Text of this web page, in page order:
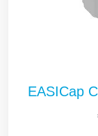
EASICap